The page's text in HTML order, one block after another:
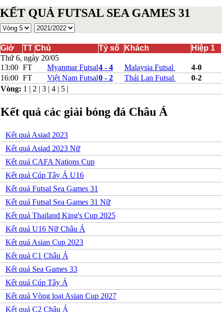
Belarus
Bắc Macedonia
Bỉ
Croatia
Estonia
Georgia
Hy Lạp
Iceland
Kosovo
Lithuania
Moldova
Montenegro
Phần Lan
Serbia
Séc
Síp
KẾT QUẢ FUTSAL SEA GAMES 31
Giờ TT Chủ Tỷ số Khách
Hiệp 1
Thứ 6, ngày 20/05
13:00 FT Myanmar Futsal4 - 4 Malaysia Futsal
4-0
16:00 FT Việt Nam Futsal0 - 2 Thái Lan Futsal
0-2
Vòng: 1 | 2 | 3 | 4 | 5 |
Kết quả các giải bóng đá Châu Á
Kết quả Asiad 2023
Kết quả Asiad 2023 Nữ
Kết quả CAFA Nations Cup
Kết quả Cúp Tây Á U16
Kết quả Futsal Sea Games 31
Kết quả Futsal Sea Games 31 Nữ
Kết quả Thailand King's Cup 2025
Kết quả U16 Nữ Châu Á
Kết quả Asian Cup 2023
Kết quả C1 Châu Á
Kết quả Sea Games 33
Kết quả Cúp Tây Á
Kết quả Vòng loại Asian Cup 2027
Kết quả C2 Châu Á